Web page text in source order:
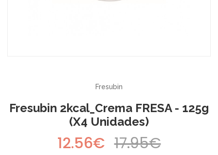
Fresubin
Fresubin 2kcal_Crema FRESA - 125g
(x4 Unidades)
12.56€ 17.95€